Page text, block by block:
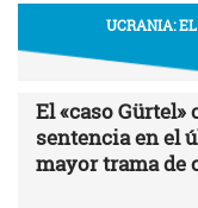
UCRANIA:
El «caso Gürtel»
sentencia en el
mayor trama de